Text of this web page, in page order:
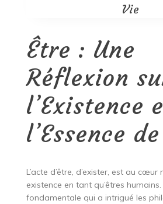
Vie
Être : Une
Réflexion
l’Existence
l’Essence
L’acte d’être, d’exister, est au
existence en tant qu’êtres
fondamentale qui a intrigué les